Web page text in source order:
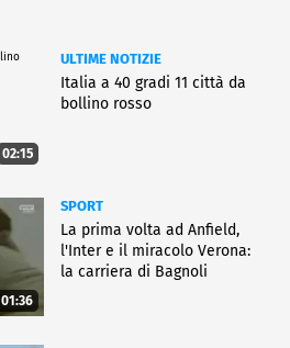
02:15
ULTIME NOTIZIE
Italia a 40 gradi 11 città da
bollino rosso
01:36
SPORT
La prima volta ad Anfield,
l'Inter e il miracolo Verona:
la carriera di Bagnoli